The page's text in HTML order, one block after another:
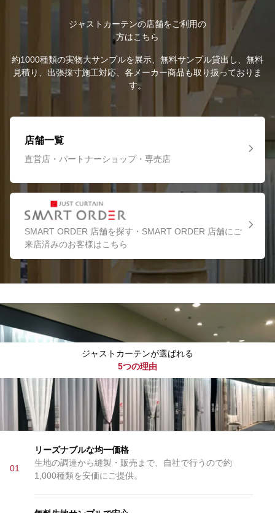
ジャストカーテンの店舗をご利用の
方はこちら
約1000種類の実物大サンプルを展示、無料サンプル貸出し、無料
見積り、出張採寸施工対応、各メーカー商品も取り扱っておりま
す。
店舗一覧
直営店・パートナーショップ・専売店
SMART ORDER 店舗を探す・SMART ORDER 店舗にご
来店済みのお客様はこちら
ジャストカーテンが選ばれる
5つの理由
01
リーズナブルな均一価格
生地の調達から縫製・販売まで、自社で行うので約
1,000種類を安価にご提供。